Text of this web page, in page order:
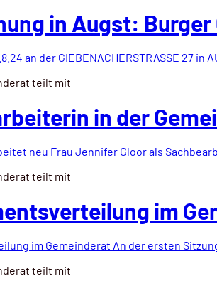
in Augst:
an der GIEBENACHERSTRASSE 27 in
in der
neu Frau Jennifer Gloor als
im
im Gemeinderat An der ersten